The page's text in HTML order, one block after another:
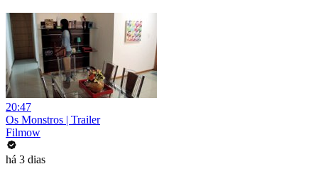
20:47
Os Monstros | Trailer
Filmow
há 3 dias